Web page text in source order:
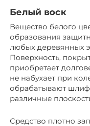
Белый воск
Вещество белого
образования
любых деревянных
Поверхность,
приобретает
не набухает при
обрабатывают
различные
Средство плотно